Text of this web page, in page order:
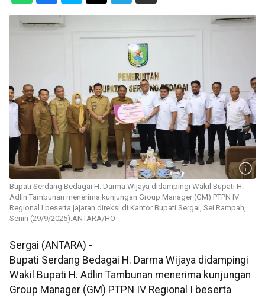
Bupati Serdang Bedagai H. Darma Wijaya didampingi Wakil Bupati H.
Adlin Tambunan menerima kunjungan Group Manager (GM) PTPN IV
Regional I beserta jajaran direksi di Kantor Bupati Sergai, Sei Rampah,
Senin (29/9/2025).ANTARA/HO
Sergai (ANTARA) -
Bupati Serdang Bedagai H. Darma Wijaya didampingi
Wakil Bupati H. Adlin Tambunan menerima kunjungan
Group Manager (GM) PTPN IV Regional I beserta